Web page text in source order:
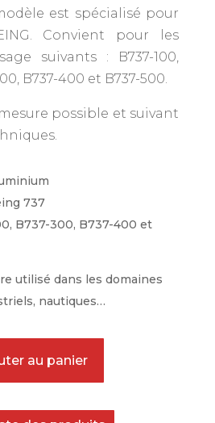
est spécialisé pour
Convient pour les
suivants : B737-100,
B737-400 et B737-500.
possible et suivant
737
B737-300, B737-400 et
utilisé dans les domaines
nautiques…
au panier